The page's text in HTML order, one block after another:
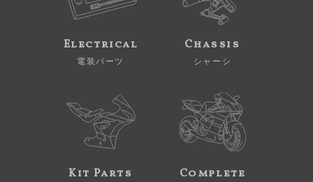
Electrical
電装パーツ
Chassis
シャーシ
Kit Parts Complete